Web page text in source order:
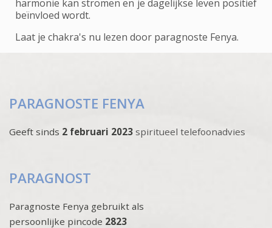
harmonie kan stromen en je dagelijkse leven positief
beïnvloed wordt.
Laat je chakra's nu lezen door paragnoste Fenya.
PARAGNOSTE FENYA
Geeft sinds 2 februari 2023 spiritueel telefoonadvies
PARAGNOST
Paragnoste Fenya gebruikt als
persoonlijke pincode 2823